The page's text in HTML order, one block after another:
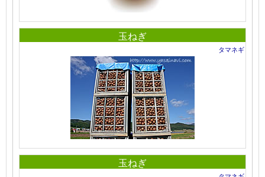
玉ねぎ
タマネギ
玉ねぎ